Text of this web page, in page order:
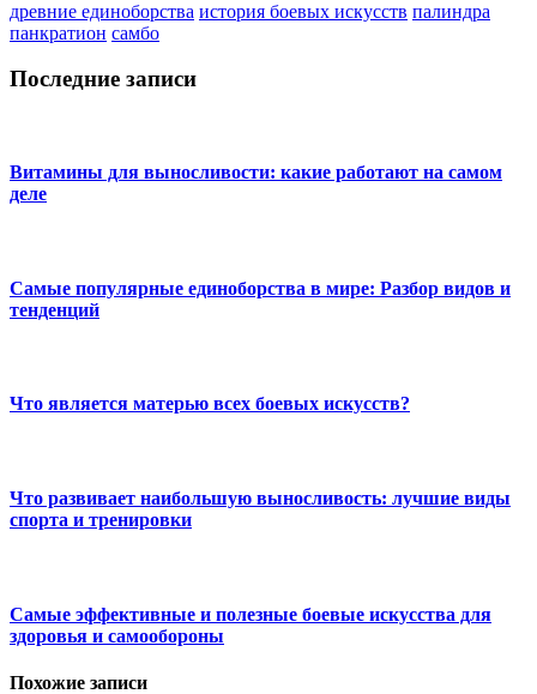
древние единоборства история боевых искусств палиндра
панкратион самбо
Последние записи
Витамины для выносливости: какие работают на самом
деле
Самые популярные единоборства в мире: Разбор видов и
тенденций
Что является матерью всех боевых искусств?
Что развивает наибольшую выносливость: лучшие виды
спорта и тренировки
Самые эффективные и полезные боевые искусства для
здоровья и самообороны
Похожие записи